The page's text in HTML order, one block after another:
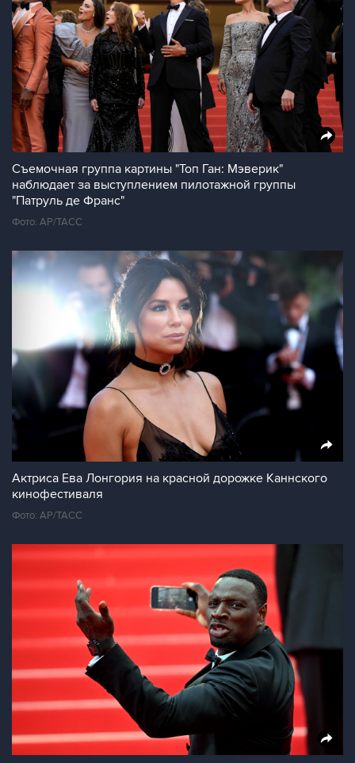
Съемочная группа картины "Топ Ган: Мэверик"
наблюдает за выступлением пилотажной группы
"Патруль де Франс"
Фото: АР/ТАСС
Актриса Ева Лонгория на красной дорожке Каннского
кинофестиваля
Фото: АР/ТАСС